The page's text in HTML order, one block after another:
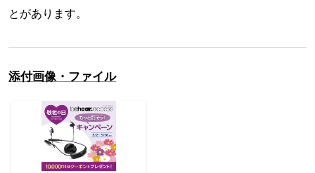
とがあります。
添付画像・ファイル